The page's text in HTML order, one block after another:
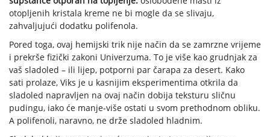
otopljenih kristala kreme ne bi mogle da se slivaju,
zahvaljujući dodatku polifenola.
Pored toga, ovaj hemijski trik nije način da se zamrzne vrijeme
i prekrše fizički zakoni Univerzuma. To je više kao grudnjak za
vaš sladoled – ili lijep, potporni par čarapa za desert. Kako
sati prolaze, Viks je u kasnijim eksperimentima otkrila da
sladoled napravljen na ovaj način dobija teksturu sličnu
pudingu, iako će manje-više ostati u svom prethodnom obliku.
A polifenoli, naravno, ne drže sladoled hladnim.